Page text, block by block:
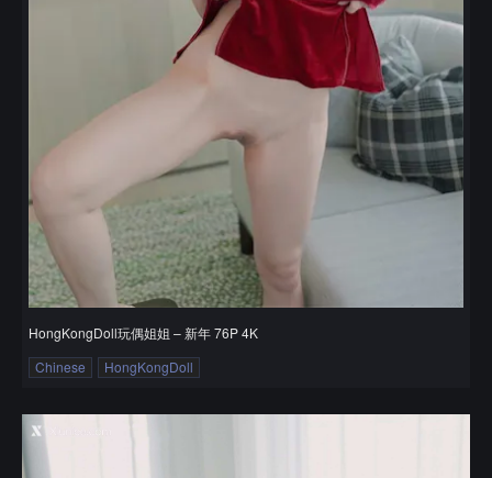
HongKongDoll玩偶姐姐 – 新年 76P 4K
Chinese
HongKongDoll